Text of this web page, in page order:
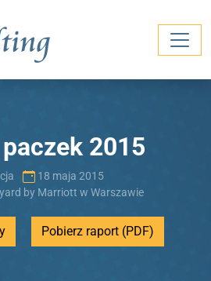
2015
18 maja 2015
by Marriott w Warszawie
Pobierz raport (PDF)